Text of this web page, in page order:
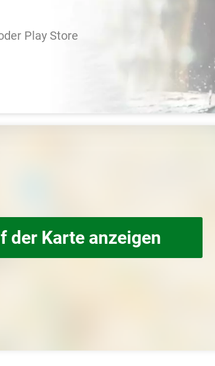
Play Store
der Karte anzeigen